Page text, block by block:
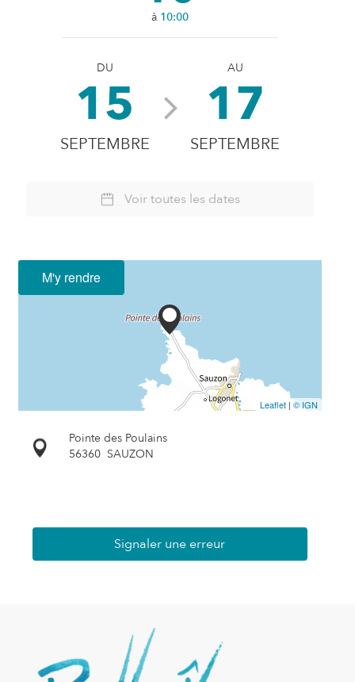
à 10:00
DU
15
SEPTEMBRE
AU
17
SEPTEMBRE
Voir toutes les dates
M'y rendre
Leaflet | © IGN
Pointe des Poulains
56360 SAUZON
Signaler une erreur